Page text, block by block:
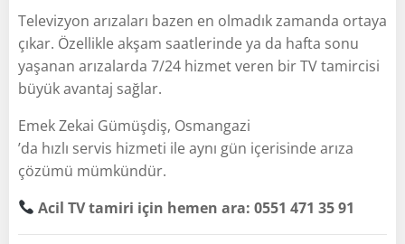
Televizyon arızaları bazen en olmadık zamanda ortaya
çıkar. Özellikle akşam saatlerinde ya da hafta sonu
yaşanan arızalarda 7/24 hizmet veren bir TV tamircisi
büyük avantaj sağlar.
Emek Zekai Gümüşdiş, Osmangazi
’da hızlı servis hizmeti ile aynı gün içerisinde arıza
çözümü mümkündür.
Acil TV tamiri için hemen ara: 0551 471 35 91